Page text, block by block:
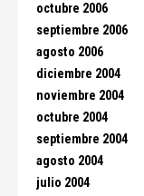
octubre 2006
septiembre 2006
agosto 2006
diciembre 2004
noviembre 2004
octubre 2004
septiembre 2004
agosto 2004
julio 2004